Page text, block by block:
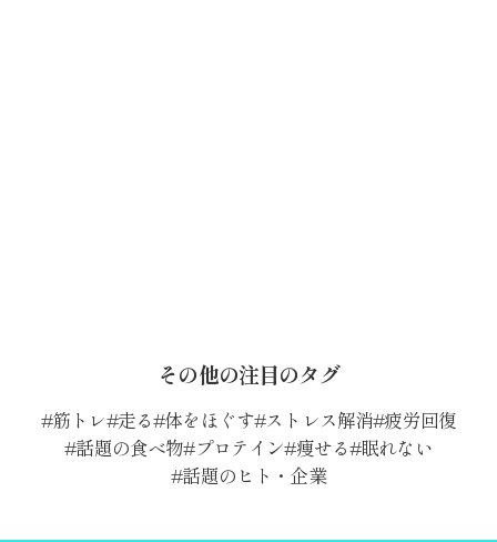
その他の注目のタグ
筋トレ 走る 体をほぐす ストレス解消 疲労回復
話題の食べ物 プロテイン 痩せる 眠れない
話題のヒト・企業